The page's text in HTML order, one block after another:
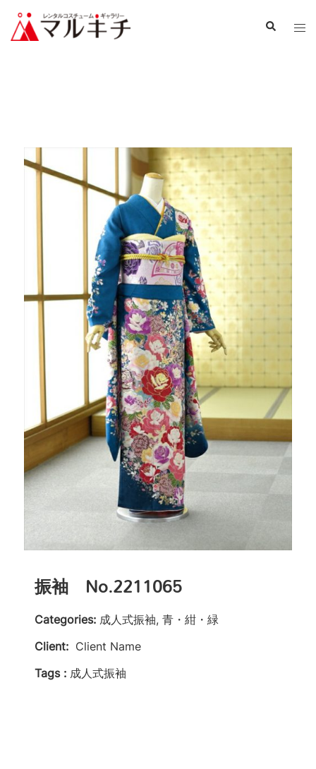
振袖 No.2211065
Categories: 成人式振袖, 青・紺・緑
Client: Client Name
Tags : 成人式振袖